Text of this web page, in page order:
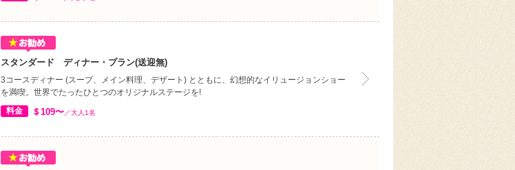
スタンダード ディナー・プラン(送迎無)
3コースディナー (スープ、メイン料理、デザート) とともに、幻想的なイリュージョンショー
を満喫。世界でたったひとつのオリジナルステージを!
料金
＄109〜／大人1名